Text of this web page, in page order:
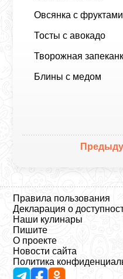
Овсянка с фруктами
Тосты с авокадо
Творожная
Блины с медом
Правила пользования
Декларация о
Наши кулинары
Пишите
О проекте
Новости сайта
Политика